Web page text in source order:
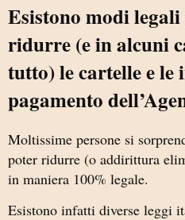
Esistono modi
ridurre (e in alcuni
tutto) le cartelle e
pagamento
Moltissime persone si
poter ridurre (o addirittura
in maniera 100% legale.
Esistono infatti diverse leggi